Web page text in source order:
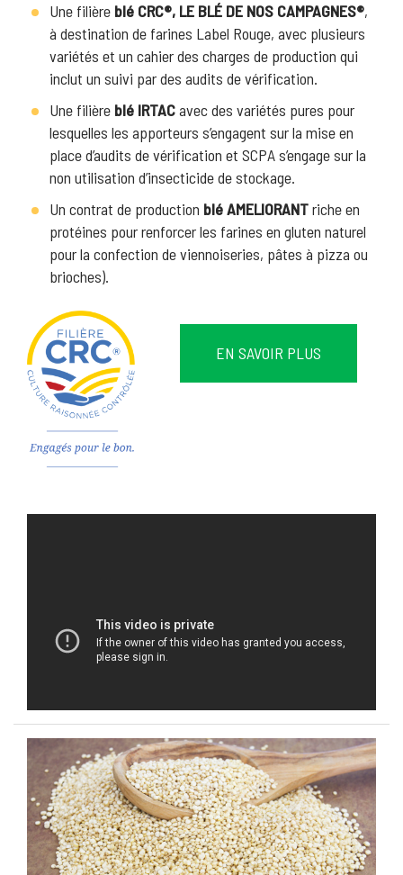
Une filière blé CRC®, LE BLÉ DE NOS CAMPAGNES®,
à destination de farines Label Rouge, avec plusieurs
variétés et un cahier des charges de production qui
inclut un suivi par des audits de vérification.
Une filière blé IRTACavec des variétés pures pour
lesquelles les apporteurs s’engagent sur la mise en
place d’audits de vérification et SCPA s’engage sur la
non utilisation d’insecticide de stockage.
Un contrat de production blé AMELIORANTriche en
protéines pour renforcer les farines en gluten naturel
pour la confection de viennoiseries, pâtes à pizza ou
brioches).
EN SAVOIR PLUS